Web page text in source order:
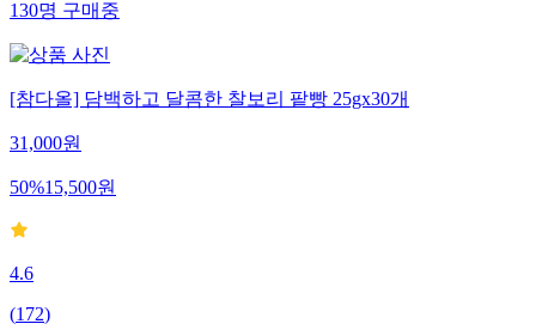
130명구매중
[참다올] 담백하고 달콤한 찰보리 팥빵 25gx30개
31,000원
50%15,500원
4.6
(172)